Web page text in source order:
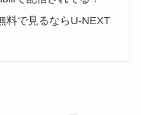
料で見るならU-NEXT